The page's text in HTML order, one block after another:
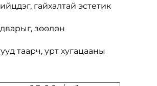
гайхалтай эстетик
зөөлөн
таарч, урт хугацааны